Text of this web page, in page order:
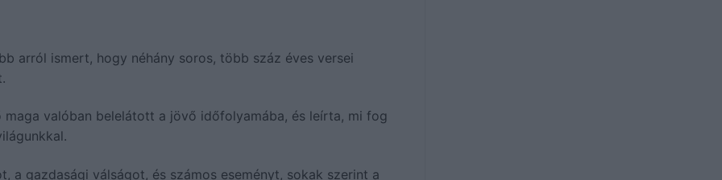
arról ismert, hogy néhány soros, több száz éves versei
valóban belelátott a jövő időfolyamába, és leírta, mi fog
a gazdasági válságot, és számos eseményt, sokak szerint a